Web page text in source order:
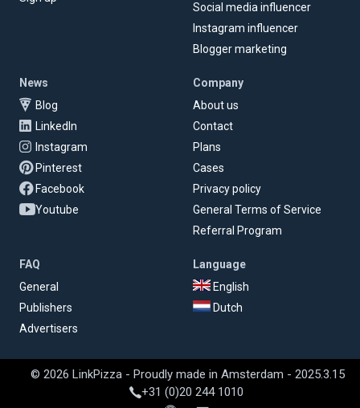
Social media influencer
Instagram influencer
Blogger marketing
News
Blog
LinkedIn
Instagram
Pinterest
Facebook
Youtube
Company
About us
Contact
Plans
Cases
Privacy policy
General Terms of Service
Referral Program
FAQ
General
Publishers
Advertisers
Language
English
Dutch
© 2026 LinkPizza - Proudly made in Amsterdam - 2025.3.15
+31 (0)20 244 1010